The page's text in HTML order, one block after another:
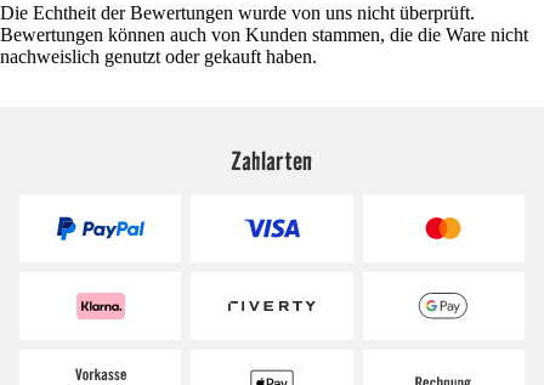
Die Echtheit der Bewertungen wurde von uns nicht überprüft.
Bewertungen können auch von Kunden stammen, die die Ware nicht
nachweislich genutzt oder gekauft haben.
Zahlarten